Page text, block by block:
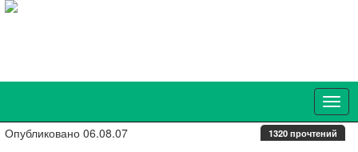
Опубликовано 06.08.07 1320 прочтений